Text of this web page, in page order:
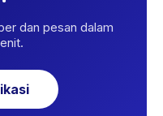
dan pesan dalam